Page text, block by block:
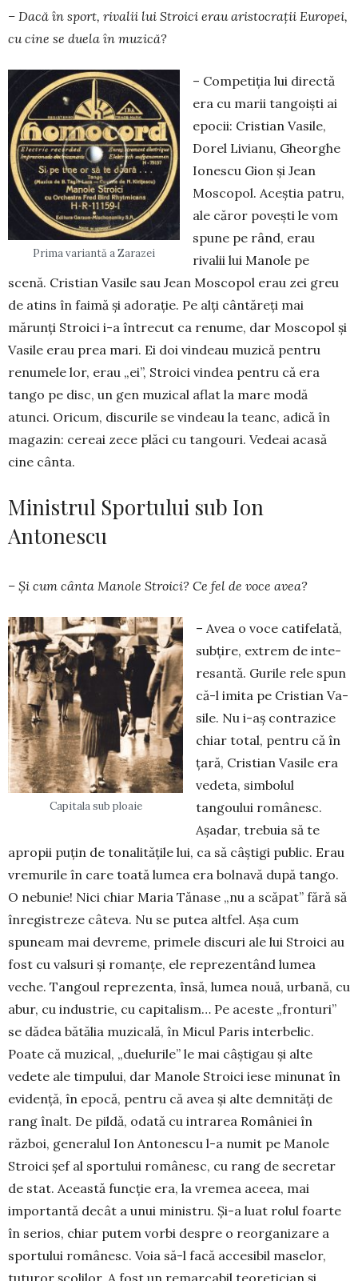
– Dacă în sport, rivalii lui Stroici erau aris­tocraţii Europei,
cu cine se duela în muzică?
Prima variantă a Zarazei
– Competiţia lui directă
era cu marii tangoişti ai
epocii: Cristian Vasile,
Dorel Livianu, Gheorghe
Ionescu Gion şi Jean
Moscopol. Aceştia patru,
ale căror povești le vom
spune pe rând, erau
rivalii lui Manole pe
scenă. Cristian Vasile sau Jean Mosco­pol erau zei greu
de atins în faimă şi adoraţie. Pe alţi cântăreţi mai
mărunţi Stroici i-a întrecut ca renume, dar Moscopol şi
Vasile erau prea mari. Ei doi vindeau muzică pentru
renumele lor, erau „ei”, Stroici vindea pentru că era
tango pe disc, un gen muzical aflat la mare modă
atunci. Oricum, discu­rile se vindeau la teanc, adică în
magazin: cereai zece plăci cu tangouri. Vedeai acasă
cine cânta.
Ministrul Sportului sub Ion
Antonescu
– Şi cum cânta Manole Stroici? Ce fel de voce avea?
Capitala sub ploaie
– Avea o voce catifelată,
subţire, extrem de inte­
resantă. Gurile rele spun
că-l imita pe Cristian Va­
sile. Nu i-aş contrazice
chiar total, pentru că în
ţară, Cristian Vasile era
vedeta, simbolul
tangoului ro­mânesc.
Aşadar, trebuia să te
apropii puţin de to­nalităţile lui, ca să câştigi public. Erau
vremurile în care toată lumea era bolnavă după tango.
O ne­bunie! Nici chiar Maria Tănase „nu a scăpat” fără să
înregistreze câteva. Nu se putea altfel. Aşa cum
spuneam mai devreme, primele discuri ale lui Stro­ici au
fost cu valsuri şi romanţe, ele repre­zentând lumea
veche. Tangoul reprezenta, însă, lu­mea nouă, urbană, cu
abur, cu industrie, cu capi­talism… Pe aceste „fronturi”
se dădea bătălia muzicală, în Mi­cul Paris interbelic.
Poate că muzical, „duelurile” le mai câştigau şi alte
vedete ale timpului, dar Ma­nole Stroici iese minunat în
evidenţă, în epocă, pentru că avea și alte demnități de
rang înalt. De pildă, odată cu intrarea României în
război, gene­ralul Ion Antonescu l-a numit pe Manole
Stroici şef al sportului românesc, cu rang de secretar
de stat. Această funcţie era, la vremea aceea, mai
impor­tantă decât a unui ministru. Şi-a luat rolul foarte
în serios, chiar putem vorbi despre o re­organizare a
sportului românesc. Voia să-l facă accesibil ma­selor,